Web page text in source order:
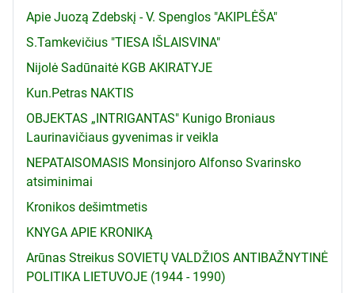
Apie Juozą Zdebskį - V. Spenglos "AKIPLĖŠA"
S.Tamkevičius "TIESA IŠLAISVINA"
Nijolė Sadūnaitė KGB AKIRATYJE
Kun.Petras NAKTIS
OBJEKTAS „INTRIGANTAS" Kunigo Broniaus
Laurinavičiaus gyvenimas ir veikla
NEPATAISOMASIS Monsinjoro Alfonso Svarinsko
atsiminimai
Kronikos dešimtmetis
KNYGA APIE KRONIKĄ
Arūnas Streikus SOVIETŲ VALDŽIOS ANTIBAŽNYTINĖ
POLITIKA LIETUVOJE (1944 - 1990)